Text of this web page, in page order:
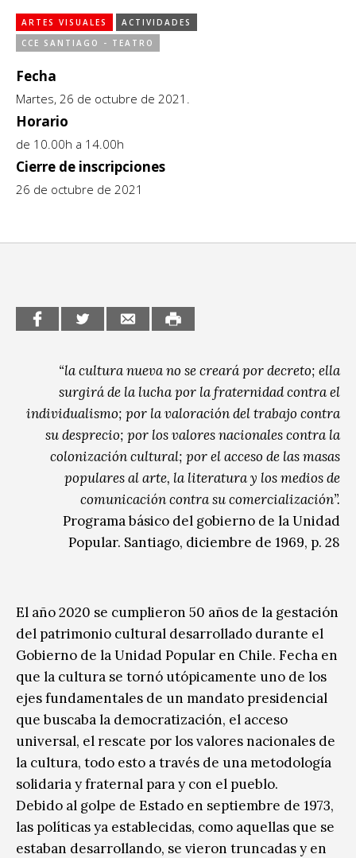
Sitios de interés
Escénicas
Formación
Infantil / Juvenil
Letras
Música / Sonido
Radio / Podcast
ARTES VISUALES
ACTIVIDADES
CCE SANTIAGO - TEATRO
Fecha
Martes, 26 de octubre de 2021.
Horario
de 10.00h a 14.00h
Cierre de inscripciones
26 de octubre de 2021
“la cultura nueva no se creará por decreto; ella
surgirá de la lucha por la fraternidad contra el
individualismo; por la valoración del trabajo contra
su desprecio; por los valores nacionales contra la
colonización cultural; por el acceso de las masas
populares al arte, la literatura y los medios de
comunicación contra su comercialización”.
Programa básico del gobierno de la Unidad
Popular. Santiago, diciembre de 1969, p. 28
El año 2020 se cumplieron 50 años de la gestación
del patrimonio cultural desarrollado durante el
Gobierno de la Unidad Popular en Chile. Fecha en
que la cultura se tornó utópicamente uno de los
ejes fundamentales de un mandato presidencial
que buscaba la democratización, el acceso
universal, el rescate por los valores nacionales de
la cultura, todo esto a través de una metodología
solidaria y fraternal para y con el pueblo.
Debido al golpe de Estado en septiembre de 1973,
las políticas ya establecidas, como aquellas que se
estaban desarrollando, se vieron truncadas y en